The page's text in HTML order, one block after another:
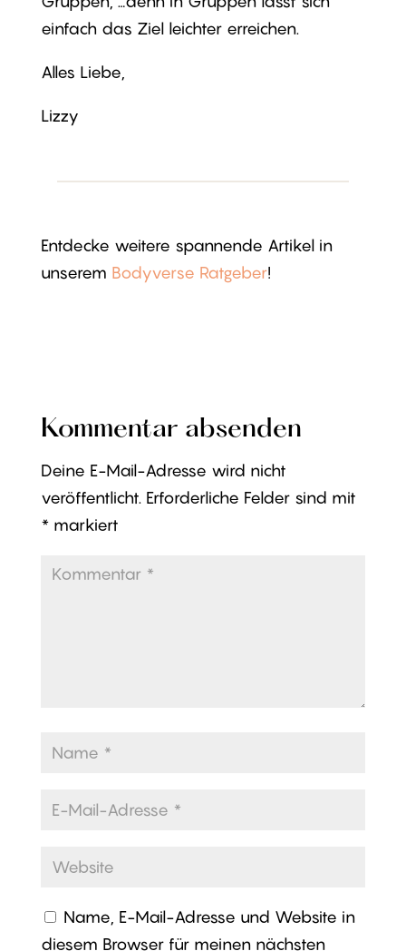
einfach das Ziel leichter erreichen.
Alles Liebe,
Lizzy
Entdecke weitere spannende Artikel in
unserem Bodyverse Ratgeber!
Kommentar absenden
Deine E-Mail-Adresse wird nicht
veröffentlicht. Erforderliche Felder sind mit
*markiert
Name, E-Mail-Adresse und Website in
diesem Browser für meinen nächsten